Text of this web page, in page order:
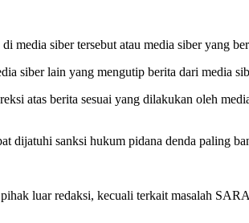
media siber tersebut atau media siber yang
siber lain yang mengutip berita dari media
atas berita sesuai yang dilakukan oleh
dijatuhi sanksi hukum pidana denda paling
luar redaksi, kecuali terkait masalah